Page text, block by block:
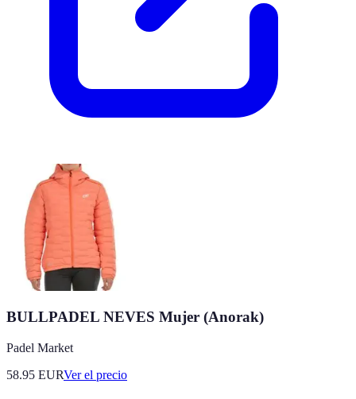
BULLPADEL NEVES Mujer (Anorak)
Padel Market
58.95 EURVer el precio